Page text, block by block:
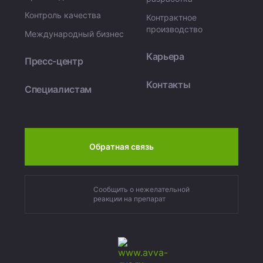
Контроль качества
Международный бизнес
Пресс-центр
Специалистам
Контрактное
производство
Карьера
Контакты
Обратная связь
Сообщить о нежелательной
реакции на препарат